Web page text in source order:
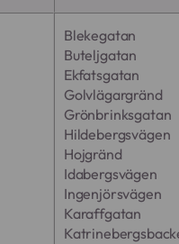
Blekegatan
Buteljgatan
Ekfatsgatan
Golvlägargränd
Grönbrinksgatan
Hildebergsvägen
Hojgränd
Idabergsvägen
Ingenjörsvägen
Karaffgatan